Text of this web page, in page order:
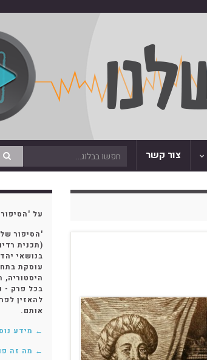
צור קשר
על
'הסיפור
(תכנית
בנושאי
עוסקת
היסטוריה,
בכל פרק -
להאזין
אותם.
← מידע
← מה זה